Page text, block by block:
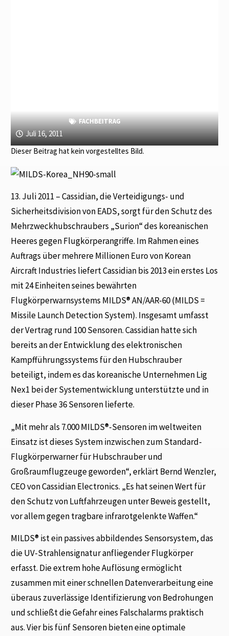
FACHBEITRAG
Juli 16, 2011
Dieser Beitrag hat kein vorgestelltes Bild.
13. Juli 2011 – Cassidian, die Verteidigungs- und
Sicherheitsdivision von EADS, sorgt für den Schutz des
Mehrzweckhubschraubers „Surion“ des koreanischen
Heeres gegen Flugkörperangriffe. Im Rahmen eines
Auftrags über mehrere Millionen Euro von Korean
Aircraft Industries liefert Cassidian bis 2013 ein erstes Los
mit 24 Einheiten seines bewährten
Flugkörperwarnsystems MILDS® AN/AAR-60 (MILDS =
Missile Launch Detection System). Insgesamt umfasst
der Vertrag rund 100 Sensoren. Cassidian hatte sich
bereits an der Entwicklung des elektronischen
Kampfführungssystems für den Hubschrauber
beteiligt, indem es das koreanische Unternehmen Lig
Nex1 bei der Systementwicklung unterstützte und in
dieser Phase 36 Sensoren lieferte.
„Mit mehr als 7.000 MILDS®-Sensoren im weltweiten
Einsatz ist dieses System inzwischen zum Standard-
Flugkörperwarner für Hubschrauber und
Großraumflugzeuge geworden“, erklärt Bernd Wenzler,
CEO von Cassidian Electronics. „Es hat seinen Wert für
den Schutz von Luftfahrzeugen unter Beweis gestellt,
vor allem gegen tragbare infrarotgelenkte Waffen.“
MILDS® ist ein passives abbildendes Sensorsystem, das
die UV-Strahlensignatur anfliegender Flugkörper
erfasst. Die extrem hohe Auflösung ermöglicht
zusammen mit einer schnellen Datenverarbeitung eine
überaus zuverlässige Identifizierung von Bedrohungen
und schließt die Gefahr eines Falschalarms praktisch
aus. Vier bis fünf Sensoren bieten eine optimale